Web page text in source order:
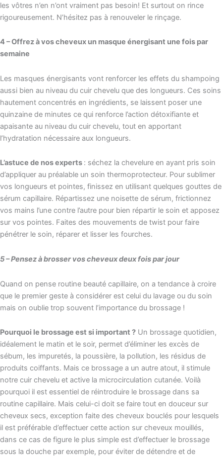
les vôtres n’en n’ont vraiment pas besoin! Et surtout on rince
rigoureusement. N’hésitez pas à renouveler le rinçage.
4 – Offrez à vos cheveux un masque énergisant une fois par
semaine
Les masques énergisants vont renforcer les effets du shampoing
aussi bien au niveau du cuir chevelu que des longueurs. Ces soins
hautement concentrés en ingrédients, se laissent poser une
quinzaine de minutes ce qui renforce l’action détoxifiante et
apaisante au niveau du cuir chevelu, tout en apportant
l’hydratation nécessaire aux longueurs.
L’astuce de nos experts : séchez la chevelure en ayant pris soin
d’appliquer au préalable un soin thermoprotecteur. Pour sublimer
vos longueurs et pointes, finissez en utilisant quelques gouttes de
sérum capillaire. Répartissez une noisette de sérum, frictionnez
vos mains l’une contre l’autre pour bien répartir le soin et apposez
sur vos pointes. Faites des mouvements de twist pour faire
pénétrer le soin, réparer et lisser les fourches.
5 – Pensez à brosser vos cheveux deux fois par jour
Quand on pense routine beauté capillaire, on a tendance à croire
que le premier geste à considérer est celui du lavage ou du soin
mais on oublie trop souvent l’importance du brossage !
Pourquoi le brossage est si important ? Un brossage quotidien,
idéalement le matin et le soir, permet d’éliminer les excès de
sébum, les impuretés, la poussière, la pollution, les résidus de
produits coiffants. Mais ce brossage a un autre atout, il stimule
notre cuir chevelu et active la microcirculation cutanée. Voilà
pourquoi il est essentiel de réintroduire le brossage dans sa
routine capillaire. Mais celui-ci doit se faire tout en douceur sur
cheveux secs, exception faite des cheveux bouclés pour lesquels
il est préférable d’effectuer cette action sur cheveux mouillés,
dans ce cas de figure le plus simple est d’effectuer le brossage
sous la douche par exemple, pour éviter de détendre et de